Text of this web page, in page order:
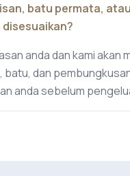
batu permata, atau
anda dan kami akan
batu, dan
anda sebelum